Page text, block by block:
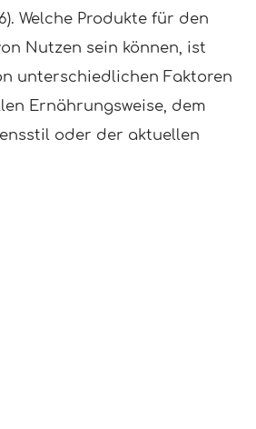
Welche Produkte für den
Nutzen sein können, ist
unterschiedlichen Faktoren
Ernährungsweise, dem
oder der aktuellen